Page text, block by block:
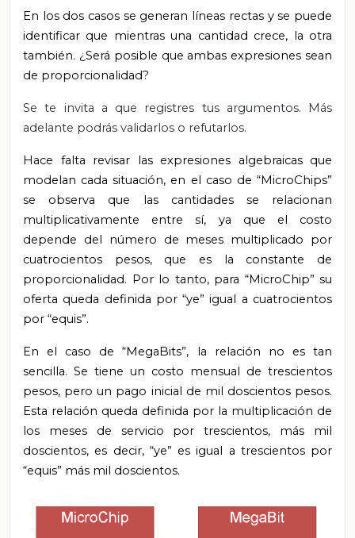
En los dos casos se generan líneas rectas y se puede
identificar que mientras una cantidad crece, la otra
también. ¿Será posible que ambas expresiones sean
de proporcionalidad?
Se te invita a que registres tus argumentos. Más
adelante podrás validarlos o refutarlos.
Hace falta revisar las expresiones algebraicas que
modelan cada situación, en el caso de “MicroChips”
se observa que las cantidades se relacionan
multiplicativamente entre sí, ya que el costo
depende del número de meses multiplicado por
cuatrocientos pesos, que es la constante de
proporcionalidad. Por lo tanto, para “MicroChip” su
oferta queda definida por “ye” igual a cuatrocientos
por “equis”.
En el caso de “MegaBits”, la relación no es tan
sencilla. Se tiene un costo mensual de trescientos
pesos, pero un pago inicial de mil doscientos pesos.
Esta relación queda definida por la multiplicación de
los meses de servicio por trescientos, más mil
doscientos, es decir, “ye” es igual a trescientos por
“equis” más mil doscientos.